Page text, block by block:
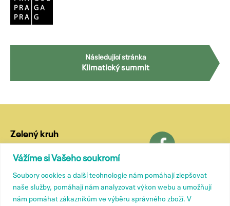
Vážíme si Vašeho soukromí
Soubory cookies a další technologie nám pomáhají zlepšovat
naše služby, pomáhají nám analyzovat výkon webu a umožňují
nám pomáhat zákazníkům ve výběru správného zboží. V
NavigaceNásledující stránka
Klimatický summit
Zelený kruh
120 00 Praha 2
tel.: (+420) 799 572 435
e-mail:
kancelar@zelenykruh.cz